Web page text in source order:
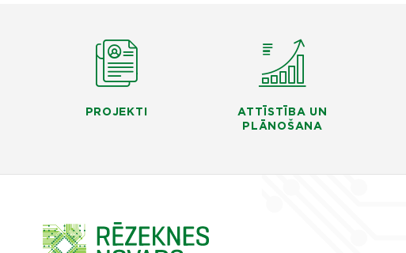
PROJEKTI
ATTĪSTĪBA UN
PLĀNOŠANA